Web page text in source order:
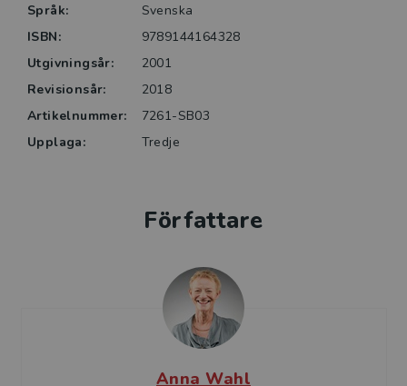
Språk:
Svenska
ISBN:
9789144164328
Utgivningsår:
2001
Revisionsår:
2018
Artikelnummer:
7261-SB03
Upplaga:
Tredje
Författare
Anna Wahl